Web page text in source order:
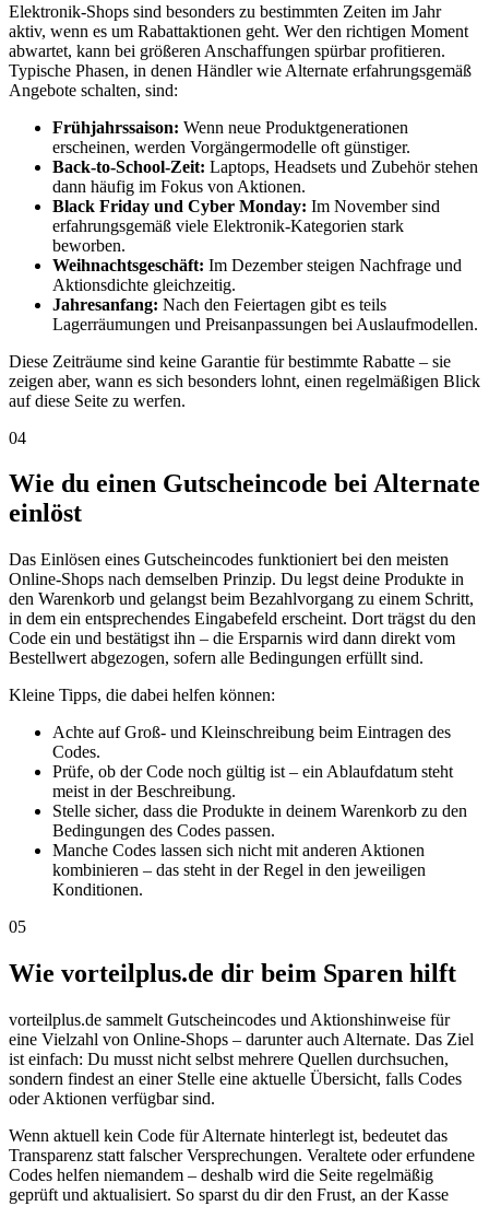
Elektronik-Shops sind besonders zu bestimmten Zeiten im Jahr
aktiv, wenn es um Rabattaktionen geht. Wer den richtigen Moment
abwartet, kann bei größeren Anschaffungen spürbar profitieren.
Typische Phasen, in denen Händler wie Alternate erfahrungsgemäß
Angebote schalten, sind:
Frühjahrssaison: Wenn neue Produktgenerationen
erscheinen, werden Vorgängermodelle oft günstiger.
Back-to-School-Zeit: Laptops, Headsets und Zubehör stehen
dann häufig im Fokus von Aktionen.
Black Friday und Cyber Monday: Im November sind
erfahrungsgemäß viele Elektronik-Kategorien stark
beworben.
Weihnachtsgeschäft: Im Dezember steigen Nachfrage und
Aktionsdichte gleichzeitig.
Jahresanfang: Nach den Feiertagen gibt es teils
Lagerräumungen und Preisanpassungen bei Auslaufmodellen.
Diese Zeiträume sind keine Garantie für bestimmte Rabatte – sie
zeigen aber, wann es sich besonders lohnt, einen regelmäßigen Blick
auf diese Seite zu werfen.
04
Wie du einen Gutscheincode bei Alternate
einlöst
Das Einlösen eines Gutscheincodes funktioniert bei den meisten
Online-Shops nach demselben Prinzip. Du legst deine Produkte in
den Warenkorb und gelangst beim Bezahlvorgang zu einem Schritt,
in dem ein entsprechendes Eingabefeld erscheint. Dort trägst du den
Code ein und bestätigst ihn – die Ersparnis wird dann direkt vom
Bestellwert abgezogen, sofern alle Bedingungen erfüllt sind.
Kleine Tipps, die dabei helfen können:
Achte auf Groß- und Kleinschreibung beim Eintragen des
Codes.
Prüfe, ob der Code noch gültig ist – ein Ablaufdatum steht
meist in der Beschreibung.
Stelle sicher, dass die Produkte in deinem Warenkorb zu den
Bedingungen des Codes passen.
Manche Codes lassen sich nicht mit anderen Aktionen
kombinieren – das steht in der Regel in den jeweiligen
Konditionen.
05
Wie vorteilplus.de dir beim Sparen hilft
vorteilplus.de sammelt Gutscheincodes und Aktionshinweise für
eine Vielzahl von Online-Shops – darunter auch Alternate. Das Ziel
ist einfach: Du musst nicht selbst mehrere Quellen durchsuchen,
sondern findest an einer Stelle eine aktuelle Übersicht, falls Codes
oder Aktionen verfügbar sind.
Wenn aktuell kein Code für Alternate hinterlegt ist, bedeutet das
Transparenz statt falscher Versprechungen. Veraltete oder erfundene
Codes helfen niemandem – deshalb wird die Seite regelmäßig
geprüft und aktualisiert. So sparst du dir den Frust, an der Kasse